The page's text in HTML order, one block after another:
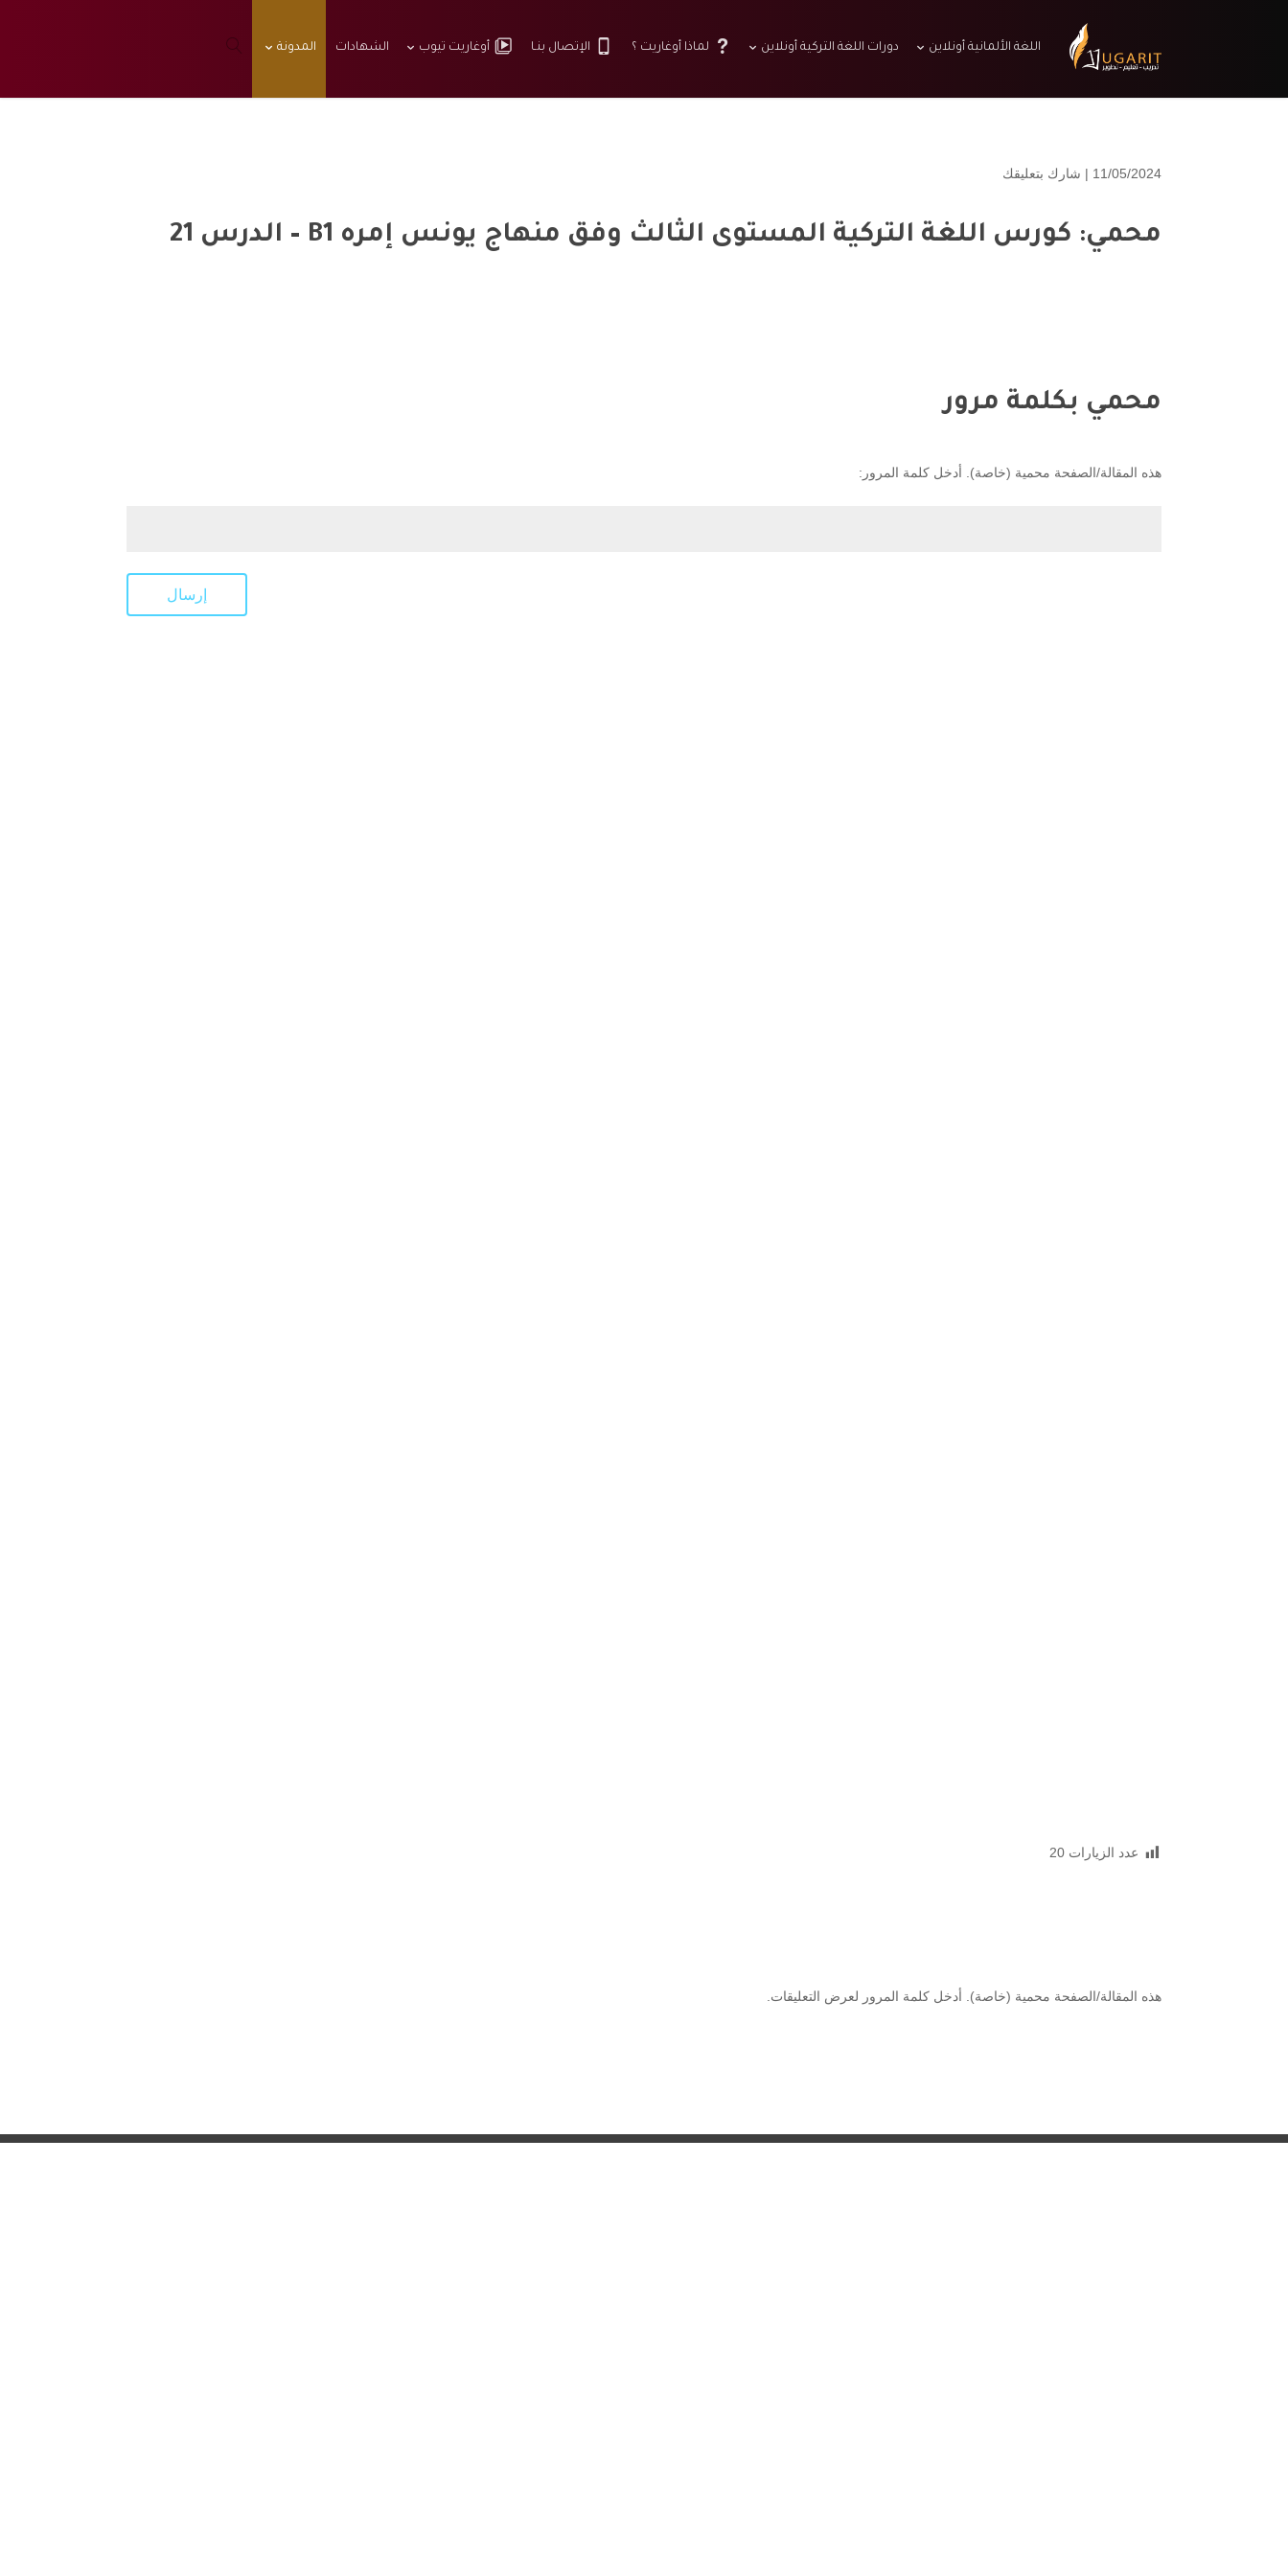
اللغة الألمانية أونلاين دورات اللغة التركية أونلاين لماذا أوغاريت ؟ الإتصال بنـا أوغاريت تيوب الشهادات المدونة
11/05/2024 | شارك بتعليقك
محمي: كورس اللغة التركية المستوى الثالث وفق منهاج يونس إمره B1 – الدرس 21
محمي بكلمة مرور
هذه المقالة/الصفحة محمية (خاصة). أدخل كلمة المرور:
إرسال
عدد الزيارات 20
هذه المقالة/الصفحة محمية (خاصة). أدخل كلمة المرور لعرض التعليقات.